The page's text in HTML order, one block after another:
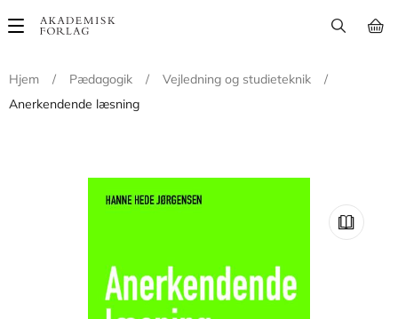
Main
Hjem
/ Pædagogik / Vejledning og studieteknik
/
Anerkendende læsning